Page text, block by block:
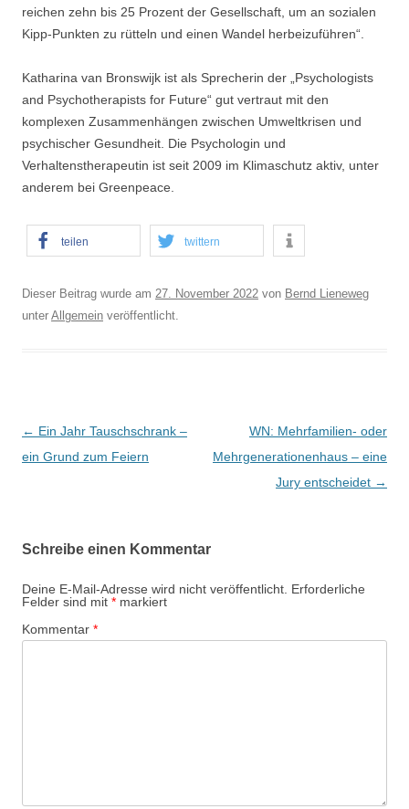
reichen zehn bis 25 Prozent der Gesellschaft, um an sozialen
Kipp-Punkten zu rütteln und einen Wandel herbeizuführen“.
Katharina van Bronswijk ist als Sprecherin der „Psychologists
and Psychotherapists for Future“ gut vertraut mit den
komplexen Zusammenhängen zwischen Umweltkrisen und
psychischer Gesundheit. Die Psychologin und
Verhaltenstherapeutin ist seit 2009 im Klimaschutz aktiv, unter
anderem bei Greenpeace.
teilen twittern
Dieser Beitrag wurde am 27. November 2022 von Bernd Lieneweg
unter Allgemein veröffentlicht.
B
e
a
g
s
-
← Ein Jahr Tauschschrank –
ein Grund zum Feiern
WN: Mehrfamilien- oder
Mehrgenerationenhaus – eine
Jury entscheidet →
Schreibe einen Kommentar
Deine E-Mail-Adresse wird nicht veröffentlicht. Erforderliche
Felder sind mit * markiert
Kommentar *